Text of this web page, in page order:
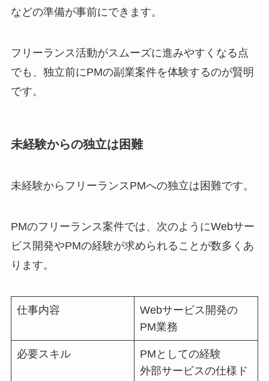
などの準備が事前にできます。
フリーランス活動がスムーズに進みやすくなる点
でも、独立前にPMの副業案件を体験するのが賢明
です。
未経験からの独立は困難
未経験からフリーランスPMへの独立は困難です。
PMのフリーランス案件では、次のようにWebサー
ビス開発やPMの経験が求められることが数多くあ
ります。
仕事内容
Webサービス開発の
PM業務
必要スキル
PMとしての経験
外部サービスの仕様ド